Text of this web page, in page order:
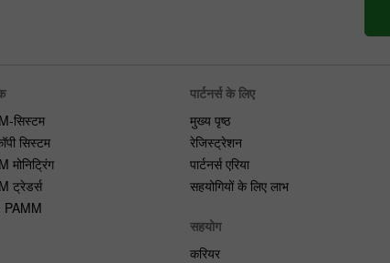
सिस्टम
सिस्टम
मोनिट्रिंग
ट्रेडर्स
PAMM
पार्टनर्स के लिए
मुख्य पृष्ठ
रेजिस्ट्रेशन
पार्टनर्स एरिया
सहयोगियों के लिए लाभ
सहयोग
करियर